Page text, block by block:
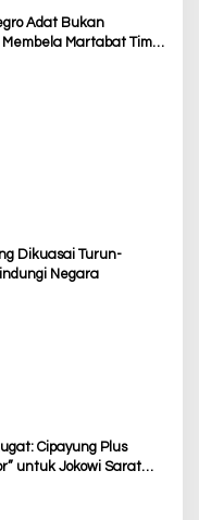
Adat Bukan
Martabat Timor
Dikuasai Turun-
Negara
Cipayung Plus
untuk Jokowi Sarat